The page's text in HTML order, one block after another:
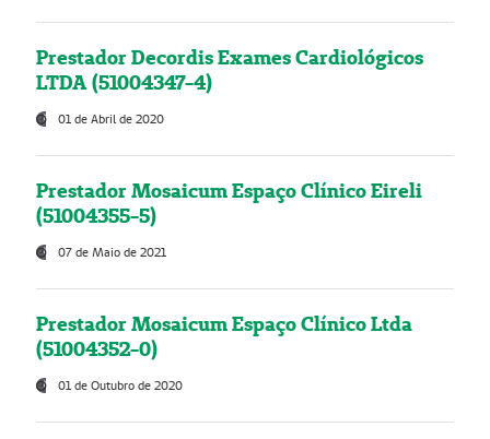
Prestador Decordis Exames Cardiológicos
LTDA (51004347-4)
01 de Abril de 2020
Prestador Mosaicum Espaço Clínico Eireli
(51004355-5)
07 de Maio de 2021
Prestador Mosaicum Espaço Clínico Ltda
(51004352-0)
01 de Outubro de 2020